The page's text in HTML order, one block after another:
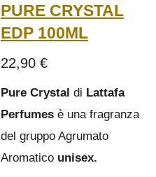
PURE CRYSTAL
EDP 100ML
22,90 €
Pure Crystal di Lattafa
Perfumes è una fragranza
del gruppo Agrumato
Aromatico unisex.